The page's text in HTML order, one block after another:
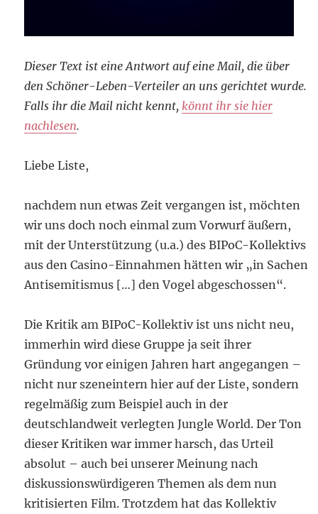
Dieser Text ist eine Antwort auf eine Mail, die über
den Schöner-Leben-Verteiler an uns gerichtet wurde.
Falls ihr die Mail nicht kennt,könnt ihr sie hier
nachlesen.
Liebe Liste,
nachdem nun etwas Zeit vergangen ist, möchten
wir uns doch noch einmal zum Vorwurf äußern,
mit der Unterstützung (u.a.) des BIPoC-Kollektivs
aus den Casino-Einnahmen hätten wir „in Sachen
Antisemitismus […] den Vogel abgeschossen“.
Die Kritik am BIPoC-Kollektiv ist uns nicht neu,
immerhin wird diese Gruppe ja seit ihrer
Gründung vor einigen Jahren hart angegangen –
nicht nur szeneintern hier auf der Liste, sondern
regelmäßig zum Beispiel auch in der
deutschlandweit verlegten Jungle World. Der Ton
dieser Kritiken war immer harsch, das Urteil
absolut – auch bei unserer Meinung nach
diskussionswürdigeren Themen als dem nun
kritisierten Film. Trotzdem hat das Kollektiv